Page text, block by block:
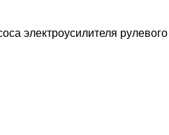
электроусилителя